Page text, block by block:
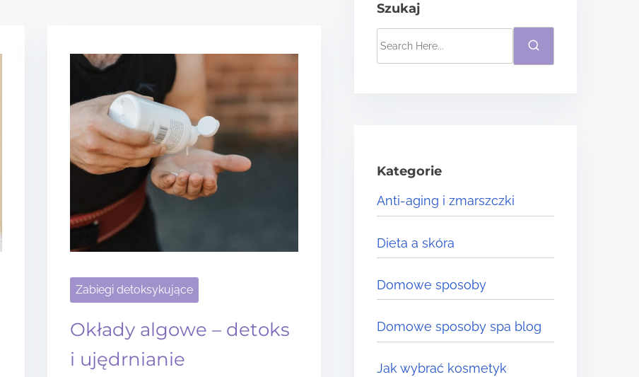
Zabiegi detoksykujące
Okłady algowe – detoks
i ujędrnianie
Szukaj
S
e
H
r
e
.
.
.
Kategorie
Anti-aging i zmarszczki
Dieta a skóra
Domowe sposoby
Domowe sposoby spa blog
Jak wybrać kosmetyk